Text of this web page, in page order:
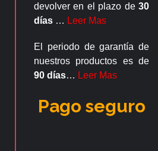
devolver en el plazo de 30
días … Leer Mas
El periodo de garantía de
nuestros productos es de
90 días… Leer Mas
Pago seguro